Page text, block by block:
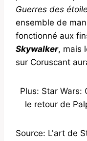
Guerres des
ensemble de
fonctionné aux
Skywalker, mais
sur Coruscant
Plus: Star Wars:
le retour de
Source: L'art de